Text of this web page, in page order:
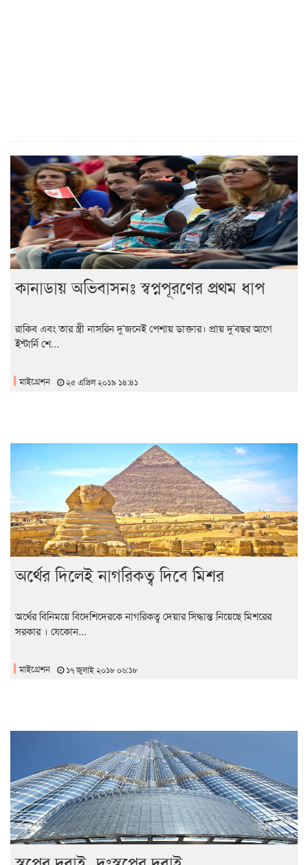
কানাডায় অভিবাসনঃ স্বপ্নপূরণের প্রথম ধাপ
রাকিব এবং তার স্ত্রী নাসরিন দু’জনেই পেশায় ডাক্তার। প্রায় দু’বছর আগে
ইন্টার্নি শে...
মাইগ্রেশন ২৫ এপ্রিল ২০১৯ ১৪:৪১
অর্থের দিলেই নাগরিকত্ব দিবে মিশর
অর্থের বিনিময়ে বিদেশিদেরকে নাগরিকত্ব দেয়ার সিদ্ধান্ত নিয়েছে মিশরের
সরকার । যেকোন...
মাইগ্রেশন ১৭ জুলাই ২০১৮ ০৬:১৮